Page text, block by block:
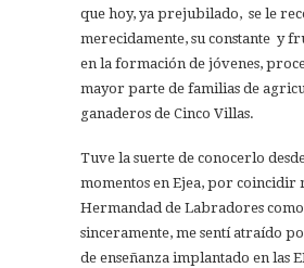
que hoy, ya prejubilado, se le
merecidamente, su constante y
en la formación de jóvenes,
mayor parte de familias de
ganaderos de Cinco Villas.
Tuve la suerte de conocerlo
momentos en Ejea, por coincidir
Hermandad de Labradores
sinceramente, me sentí atraído
de enseñanza implantado en las